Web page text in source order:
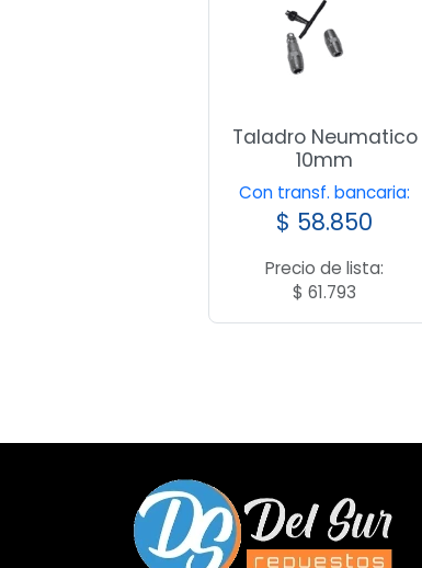
Taladro Neumatico
10mm
Con transf. bancaria:
$ 58.850
Precio de lista:
$ 61.793